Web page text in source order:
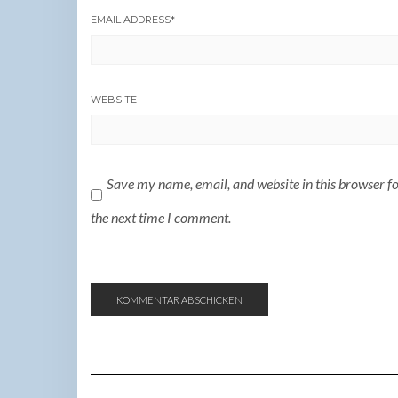
EMAIL ADDRESS*
WEBSITE
Save my name, email, and website in this browser
the next time I comment.